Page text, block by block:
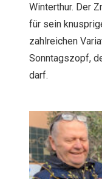
Winterthur. Der
für sein
zahlreichen
Sonntagszopf,
darf.